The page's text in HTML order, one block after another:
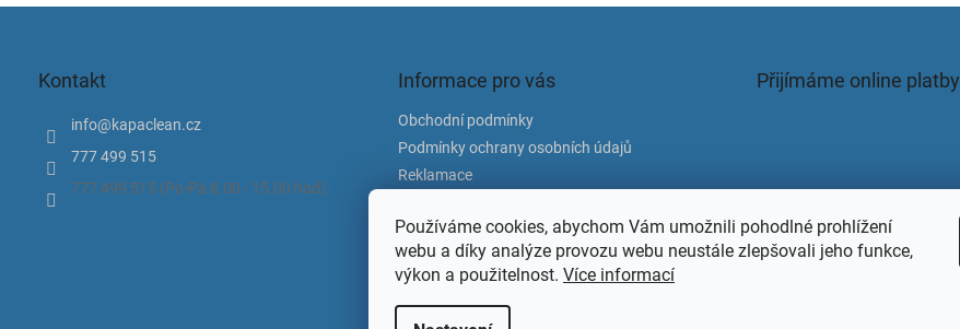
Používáme cookies, abychom Vám umožnili pohodlné prohlížení
webu a díky analýze provozu webu neustále zlepšovali jeho funkce,
výkon a použitelnost. Více informací
Kontakt
info@kapaclean.cz
777 499 515
777 499 515 (Po-Pá 8.00 - 15.00 hod).
Informace pro vás
Obchodní podmínky
Podmínky ochrany osobních údajů
Reklamace
Kontakty
Ke Stažení
Přijímáme online platby